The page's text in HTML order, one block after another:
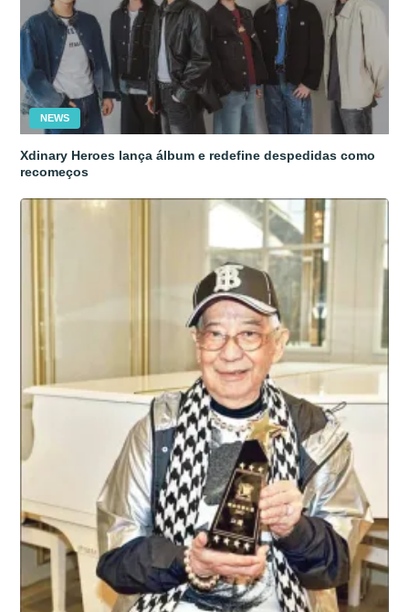
NEWS
Xdinary Heroes lança álbum e redefine despedidas como
recomeços